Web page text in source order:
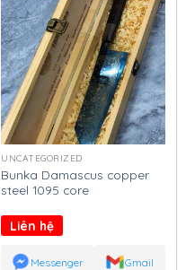
UNCATEGORIZED
Bunka Damascus copper
steel 1095 core
Liên hệ
Messenger Gmail